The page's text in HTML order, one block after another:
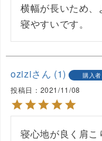
横幅が長いため、
寝やすいです。
ozizi 1 購入者
投稿日 2021/11/08
寝心地が良く肩こ